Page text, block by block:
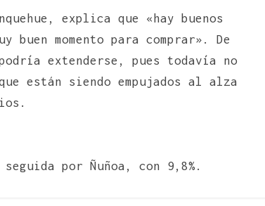
explica que «hay buenos
momento para comprar». De
extenderse, pues todavía no
están siendo empujados al alza
por Ñuñoa, con 9,8%.